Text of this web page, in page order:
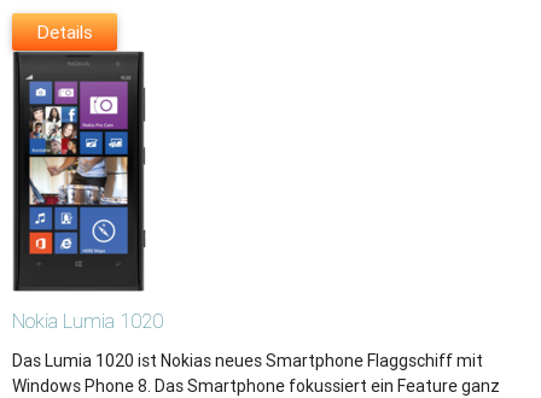
Details
Nokia Lumia 1020
Das Lumia 1020 ist Nokias neues Smartphone Flaggschiff mit
Windows Phone 8. Das Smartphone fokussiert ein Feature ganz